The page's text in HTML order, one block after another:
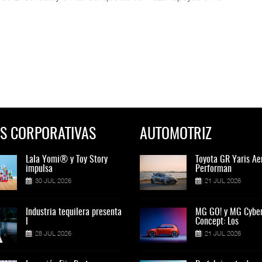
CORPORATIVAS
Lala Yomi® y Toy Story
impulsa
30 JUL 2026
Industria tequilera presenta
28 JUL 2026
Lala Yomi® y Toy
impulsa
30 JUL 2026
Industria tequilera
28 JUL 2026
AUTOMOTRIZ
Toyota GR Yaris Aero
Performan
21 JUL 2026
MG GO! y MG Cyber
21 JUL 2026
Toyota GR Yaris
Performan
21 JUL 2026
MG GO! y MG
Concept: Los
21 JUL 2026